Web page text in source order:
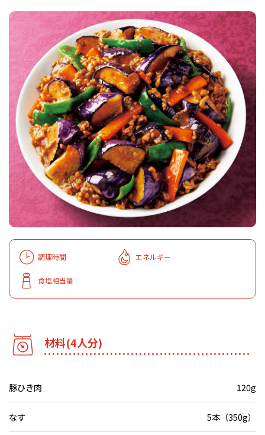
調理時間 エネルギー
食塩相当量
材料(4人分)
豚ひき肉 120g
なす 5本（350g）